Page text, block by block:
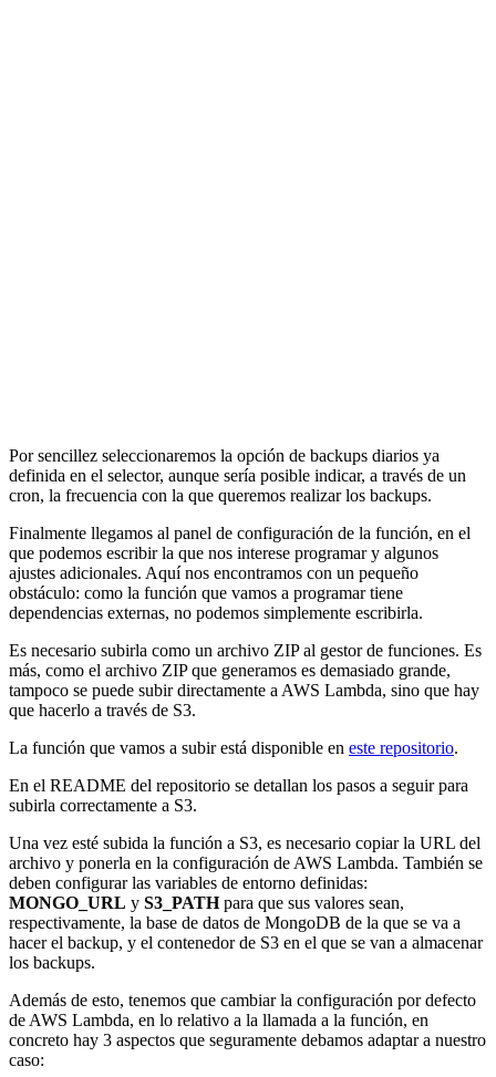
Por sencillez seleccionaremos la opción de backups diarios ya
definida en el selector, aunque sería posible indicar, a través de un
cron, la frecuencia con la que queremos realizar los backups.
Finalmente llegamos al panel de configuración de la función, en el
que podemos escribir la que nos interese programar y algunos
ajustes adicionales. Aquí nos encontramos con un pequeño
obstáculo: como la función que vamos a programar tiene
dependencias externas, no podemos simplemente escribirla.
Es necesario subirla como un archivo ZIP al gestor de funciones. Es
más, como el archivo ZIP que generamos es demasiado grande,
tampoco se puede subir directamente a AWS Lambda, sino que hay
que hacerlo a través de S3.
La función que vamos a subir está disponible en este repositorio.
En el README del repositorio se detallan los pasos a seguir para
subirla correctamente a S3.
Una vez esté subida la función a S3, es necesario copiar la URL del
archivo y ponerla en la configuración de AWS Lambda. También se
deben configurar las variables de entorno definidas:
MONGO_URL y S3_PATHpara que sus valores sean,
respectivamente, la base de datos de MongoDB de la que se va a
hacer el backup, y el contenedor de S3 en el que se van a almacenar
los backups.
Además de esto, tenemos que cambiar la configuración por defecto
de AWS Lambda, en lo relativo a la llamada a la función, en
concreto hay 3 aspectos que seguramente debamos adaptar a nuestro
caso: